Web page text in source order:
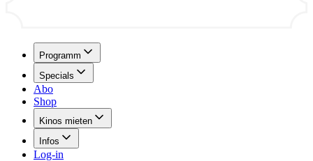
Programm
Specials
Abo
Shop
Kinos mieten
Infos
Log-in